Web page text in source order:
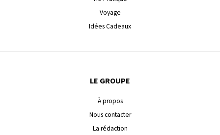
Voyage
Idées Cadeaux
LE GROUPE
À propos
Nous contacter
La rédaction